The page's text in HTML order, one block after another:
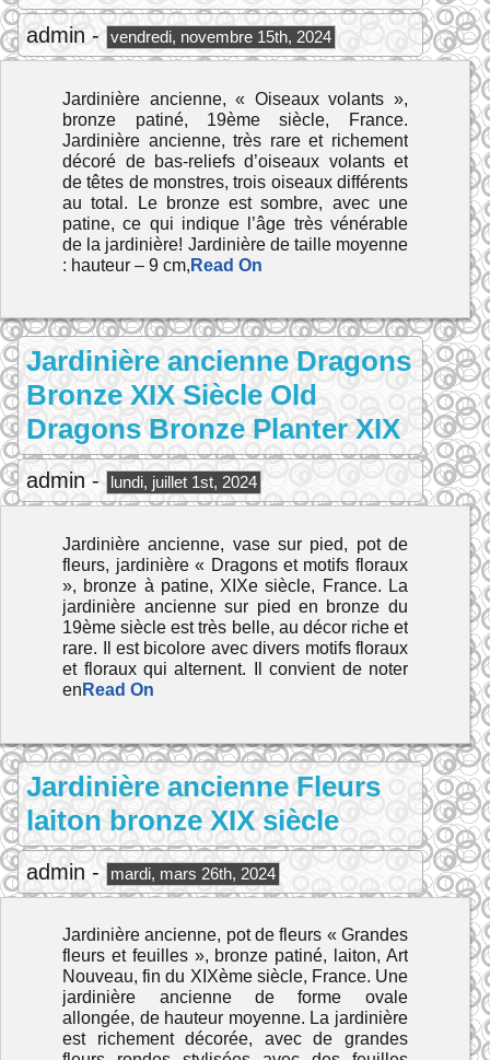
admin - vendredi, novembre 15th, 2024
Jardinière ancienne, « Oiseaux volants »,
bronze patiné, 19ème siècle, France.
Jardinière ancienne, très rare et richement
décoré de bas-reliefs d’oiseaux volants et
de têtes de monstres, trois oiseaux différents
au total. Le bronze est sombre, avec une
patine, ce qui indique l’âge très vénérable
de la jardinière! Jardinière de taille moyenne
: hauteur – 9 cm, Read On
Jardinière ancienne Dragons
Bronze XIX Siècle Old
Dragons Bronze Planter XIX
admin - lundi, juillet 1st, 2024
Jardinière ancienne, vase sur pied, pot de
fleurs, jardinière « Dragons et motifs floraux
», bronze à patine, XIXe siècle, France. La
jardinière ancienne sur pied en bronze du
19ème siècle est très belle, au décor riche et
rare. Il est bicolore avec divers motifs floraux
et floraux qui alternent. Il convient de noter
en Read On
Jardinière ancienne Fleurs
laiton bronze XIX siècle
admin - mardi, mars 26th, 2024
Jardinière ancienne, pot de fleurs « Grandes
fleurs et feuilles », bronze patiné, laiton, Art
Nouveau, fin du XIXème siècle, France. Une
jardinière ancienne de forme ovale
allongée, de hauteur moyenne. La jardinière
est richement décorée, avec de grandes